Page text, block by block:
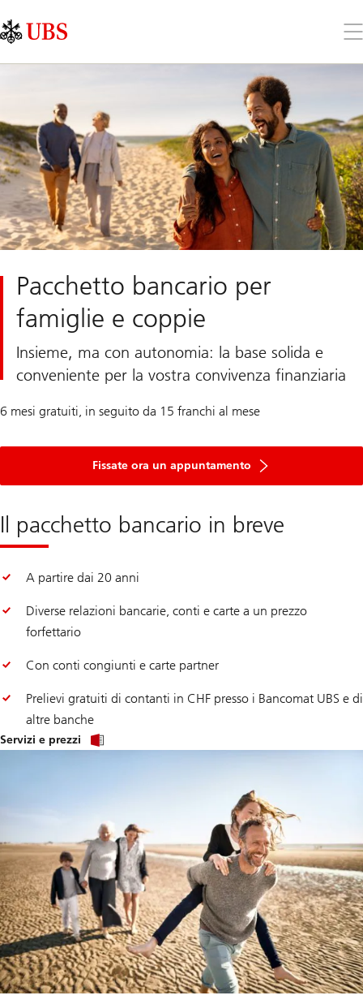
Links
Area
il
Pacchetto bancario per
famiglie e coppie
Insieme, ma con autonomia: la base solida e
conveniente per la vostra convivenza finanziaria
6 mesi gratuiti, in seguito da 15 franchi al mese
Fissate ora un appuntamento
Il pacchetto bancario in breve
A partire dai 20 anni
Diverse relazioni bancarie, conti e carte a un prezzo
forfettario
Con conti congiunti e carte partner
Prelievi gratuiti di contanti in CHF presso i Bancomat UBS e di
altre banche
Servizi e prezzi